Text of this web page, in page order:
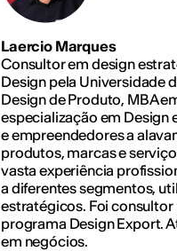
Laercio Marques
Consultor em design
Design pela Universidade
Design de Produto, MBA
especialização em Design
e empreendedores a
produtos, marcas e
vasta experiência
a diferentes segmentos,
estratégicos. Foi consultor
programa Design Export.
em negócios.